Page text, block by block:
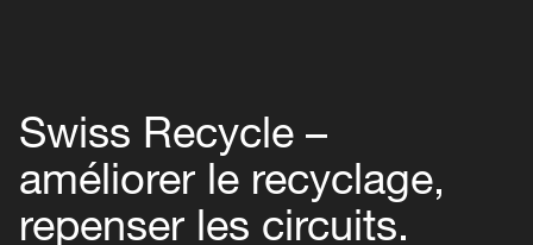
Swiss Recycle –
améliorer le recyclage,
repenser les circuits.